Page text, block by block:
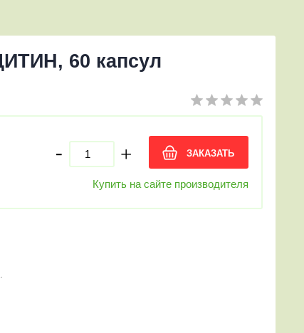
60 капсул
- + ЗАКАЗАТЬ
Купить на сайте производителя